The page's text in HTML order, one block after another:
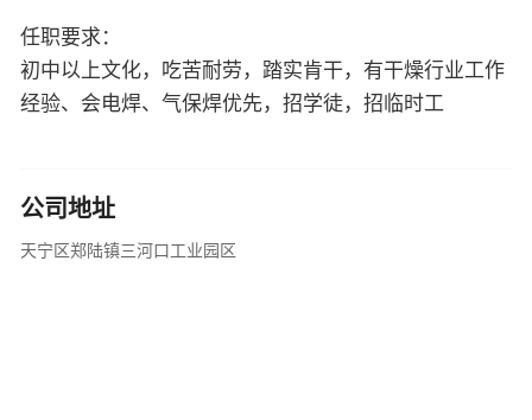
任职要求：
初中以上文化，吃苦耐劳，踏实肯干，有干燥行业工作
经验、会电焊、气保焊优先，招学徒，招临时工
公司地址
天宁区郑陆镇三河口工业园区